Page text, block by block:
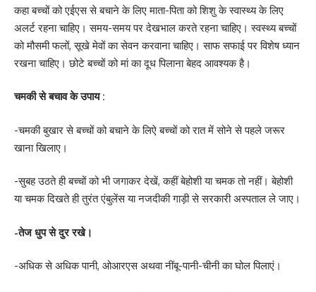
कहा बच्चों को एईएस से बचाने के लिए माता-पिता को शिशु के स्वास्थ्य के लिए
अलर्ट रहना चाहिए। समय-समय पर देखभाल करते रहना चाहिए। स्वस्थ्य बच्चों
को मौसमी फलों, सूखे मेवों का सेवन करवाना चाहिए। साफ सफाई पर विशेष ध्यान
रखना चाहिए। छोटे बच्चों को मां का दूध पिलाना बेहद आवश्यक है।
चमकी से बचाव के उपाय :
-चमकी बुखार से बच्चों को बचाने के लिऐ बच्चों को रात में सोने से पहले जरूर
खाना खिलाए।
-सुबह उठते ही बच्चों को भी जगाकर देखें, कहीं बेहोशी या चमक तो नहीं। बेहोशी
या चमक दिखते ही तुरंत एंबुलेंस या नजदीकी गाड़ी से सरकारी अस्पताल ले जाए।
-तेज धुप से दुर रखे।
-अधिक से अधिक पानी, ओआरएस अथवा नींबू-पानी-चीनी का घोल पिलाएं।